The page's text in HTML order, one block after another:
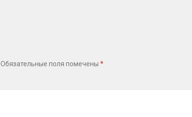
Обязательные поля помечены *